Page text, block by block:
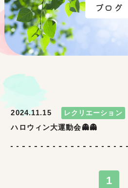
ブログ
2024.11.15 レクリエーション
ハロウィン大運動会👻👻
1